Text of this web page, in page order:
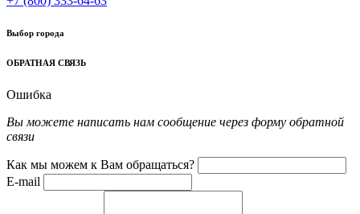
Выбор города
ОБРАТНАЯ СВЯЗЬ
Ошибка
Вы можете написать нам сообщение через форму обратной
связи
Как мы можем к Вам обращаться?
E-mail